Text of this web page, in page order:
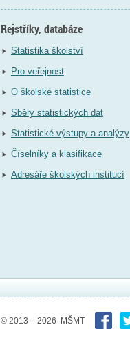
Rejstříky, databáze
Statistika školství
Pro veřejnost
O školské statistice
Sběry statistických dat
Statistické výstupy a analýzy
Číselníky a klasifikace
Adresáře školských institucí
© 2013 – 2026 MŠMT